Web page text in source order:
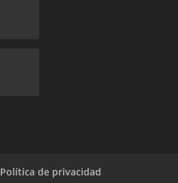
Política de privacidad